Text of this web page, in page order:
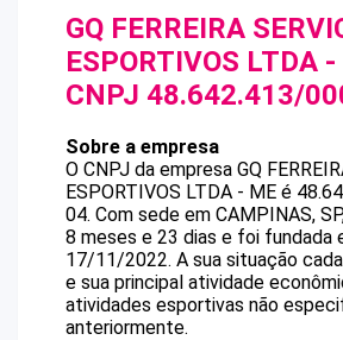
GQ FERREIRA
ESPORTIVOS LTDA
CNPJ 48.642.413/
Sobre a empresa
O CNPJ da empresa GQ
ESPORTIVOS LTDA - ME é
04. Com sede em CAMPINAS,
8 meses e 23 dias e foi fundada
17/11/2022. A sua situação
e sua principal atividade
atividades esportivas não
anteriormente.